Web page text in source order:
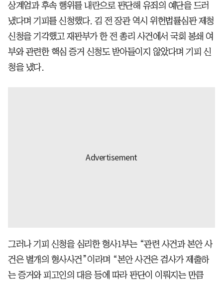
상계엄과 후속 행위를 내란으로 판단해 유죄의 예단을 드러
냈다며 기피를 신청했다. 김 전 장관 역시 위헌법률심판 제청
신청을 기각했고 재판부가 한 전 총리 사건에서 국회 봉쇄 여
부와 관련한 핵심 증거 신청도 받아들이지 않았다며 기피 신
청을 냈다.
그러나 기피 신청을 심리한 형사1부는 “관련 사건과 본안 사
건은 별개의 형사사건”이라며 “본안 사건은 검사가 제출하
는 증거와 피고인의 대응 등에 따라 판단이 이뤄지는 만큼